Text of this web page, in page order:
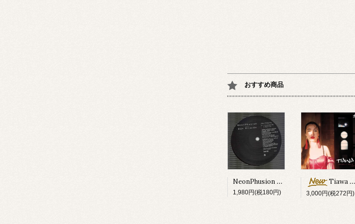
おすすめ商品
NeonPhusion feat Don Ricardo - How Times Fly
1,980円(税180円)
Tiawa - Moonlit Train
3,000円(税272円)